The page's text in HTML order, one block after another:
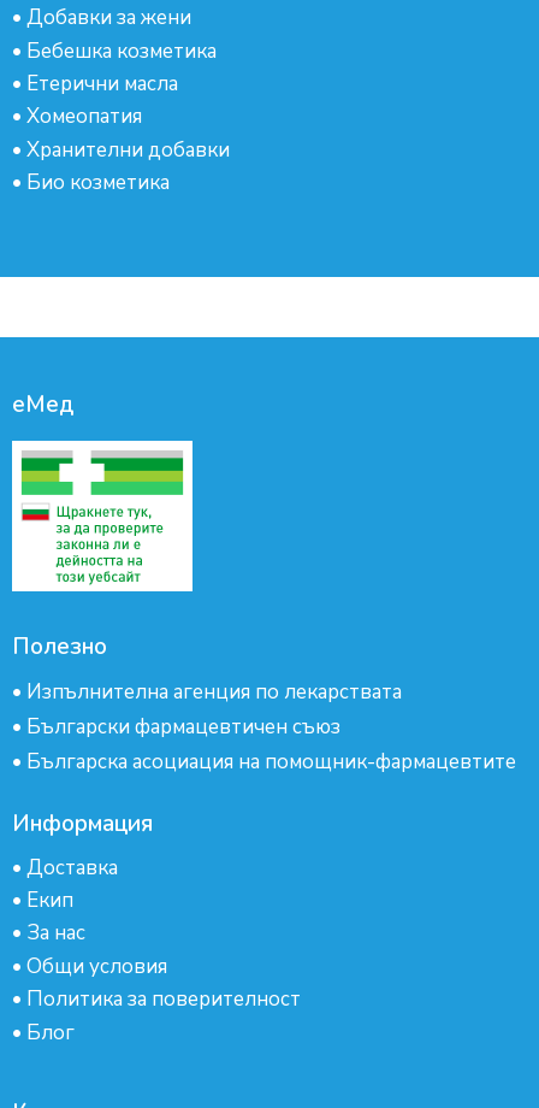
• Добавки за жени
• Бебешка козметика
• Етерични масла
• Хомеопатия
• Хранителни добавки
• Био козметика
еМед
Полезно
• Изпълнителна агенция по лекарствата
• Български фармацевтичен съюз
• Българска асоциация на помощник-фармацевтите
Информация
• Доставка
• Екип
• За нас
• Общи условия
• Политика за поверителност
• Блог